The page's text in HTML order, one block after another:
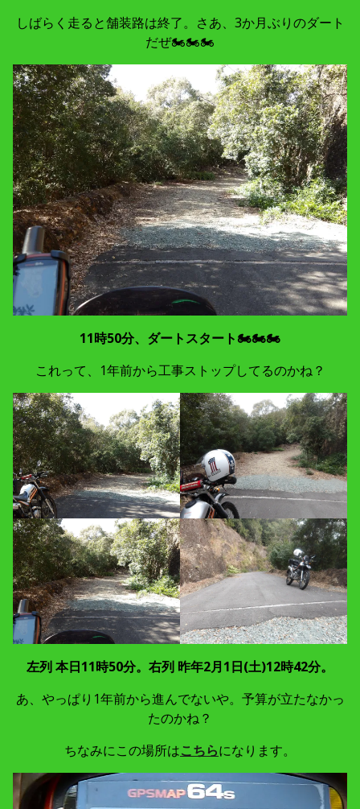
しばらく走ると舗装路は終了。さあ、3か月ぶりのダート
だぜ🏍🏍🏍
11時50分、ダートスタート🏍🏍🏍
これって、1年前から工事ストップしてるのかね？
左列 本日11時50分。右列 昨年2月1日(土)12時42分。
あ、やっぱり1年前から進んでないや。予算が立たなかっ
たのかね？
ちなみにこの場所はこちらになります。